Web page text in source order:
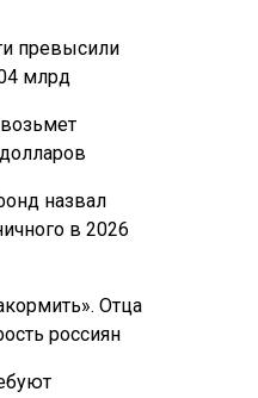
превысили
млрд
назвал
в 2026
Отца
россиян